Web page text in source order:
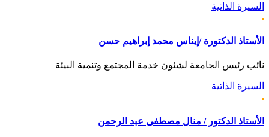
السيرة الذاتية
الأستاذ الدكتورة /إيناس محمد إبراهيم حسن
نائب رئيس الجامعة لشئون خدمة المجتمع وتنمية البيئة
السيرة الذاتية
الأستاذ الدكتور / منال مصطفى عبد الرحمن